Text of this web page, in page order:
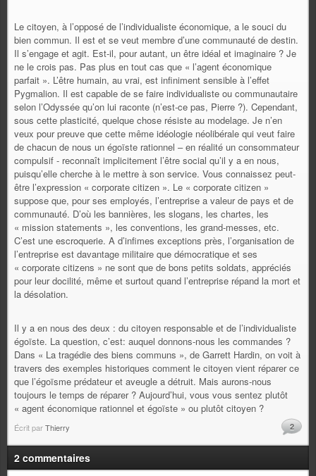
Le citoyen, à l’opposé de l’individualiste économique, a le souci du
bien commun. Il est et se veut membre d’une communauté de destin.
Il s’engage et agit. Est-il, pour autant, un être idéal et imaginaire ? Je
ne le crois pas. Pas plus en tout cas que « l’agent économique
parfait ». L’être humain, au vrai, est infiniment sensible à l’effet
Pygmalion. Il est capable de se faire individualiste ou communautaire
selon l’Odyssée qu’on lui raconte (n’est-ce pas, Pierre ?). Cependant,
sous cette plasticité, quelque chose résiste au modelage. Je n’en
veux pour preuve que cette même idéologie néolibérale qui veut faire
de chacun de nous un égoïste rationnel – en réalité un consommateur
compulsif - reconnaît implicitement l’être social qu’il y a en nous,
puisqu’elle cherche à le mettre à son service. Vous connaissez peut-
être l’expression « corporate citizen ». Le « corporate citizen »
suppose que, pour ses employés, l’entreprise a valeur de pays et de
communauté. D’où les bannières, les slogans, les chartes, les
« mission statements », les conventions, les grand-messes, etc.
C’est une escroquerie. A d’infimes exceptions près, l’organisation de
l’entreprise est davantage militaire que démocratique et ses
« corporate citizens » ne sont que de bons petits soldats, appréciés
pour leur docilité, même et surtout quand l’entreprise répand la mort et
la désolation.
Il y a en nous des deux : du citoyen responsable et de l’individualiste
égoïste. La question, c’est: auquel donnons-nous les commandes ?
Dans « La tragédie des biens communs », de Garrett Hardin, on voit à
travers des exemples historiques comment le citoyen vient réparer ce
que l’égoïsme prédateur et aveugle a détruit. Mais aurons-nous
toujours le temps de réparer ? Aujourd’hui, vous vous sentez plutôt
« agent économique rationnel et égoïste » ou plutôt citoyen ?
Écrit parThierry 2
2 commentaires